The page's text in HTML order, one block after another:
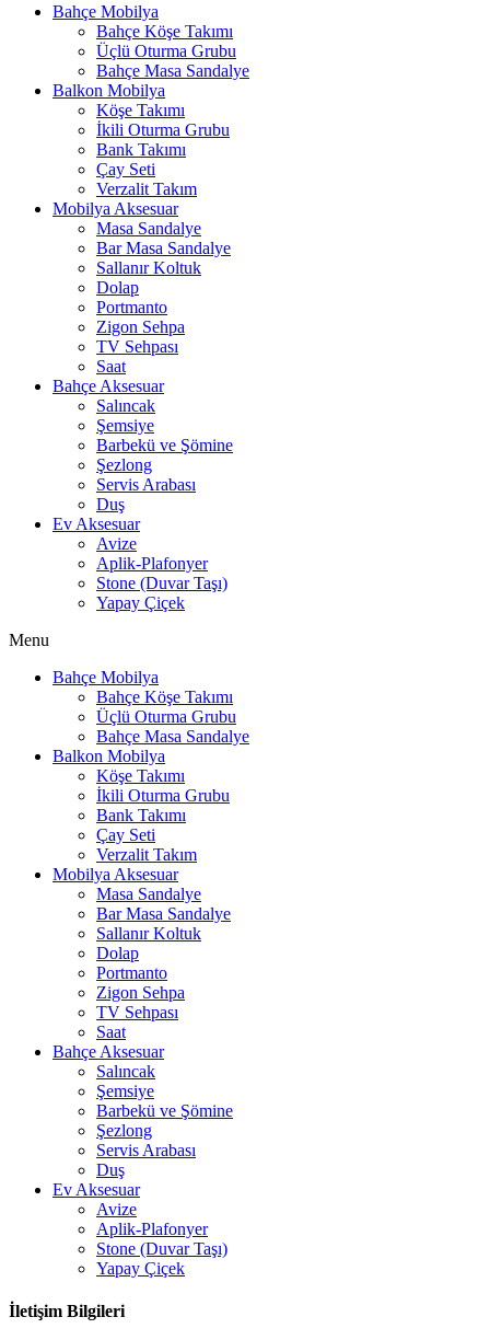
Bahçe Mobilya
Bahçe Köşe Takımı
Üçlü Oturma Grubu
Bahçe Masa Sandalye
Balkon Mobilya
Köşe Takımı
İkili Oturma Grubu
Bank Takımı
Çay Seti
Verzalit Takım
Mobilya Aksesuar
Masa Sandalye
Bar Masa Sandalye
Sallanır Koltuk
Dolap
Portmanto
Zigon Sehpa
TV Sehpası
Saat
Bahçe Aksesuar
Salıncak
Şemsiye
Barbekü ve Şömine
Şezlong
Servis Arabası
Duş
Ev Aksesuar
Avize
Aplik-Plafonyer
Stone (Duvar Taşı)
Yapay Çiçek
Menu
Bahçe Mobilya
Bahçe Köşe Takımı
Üçlü Oturma Grubu
Bahçe Masa Sandalye
Balkon Mobilya
Köşe Takımı
İkili Oturma Grubu
Bank Takımı
Çay Seti
Verzalit Takım
Mobilya Aksesuar
Masa Sandalye
Bar Masa Sandalye
Sallanır Koltuk
Dolap
Portmanto
Zigon Sehpa
TV Sehpası
Saat
Bahçe Aksesuar
Salıncak
Şemsiye
Barbekü ve Şömine
Şezlong
Servis Arabası
Duş
Ev Aksesuar
Avize
Aplik-Plafonyer
Stone (Duvar Taşı)
Yapay Çiçek
İletişim Bilgileri